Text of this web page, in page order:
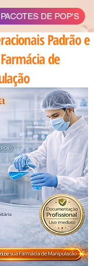
DE POP'S
Padrão e
de